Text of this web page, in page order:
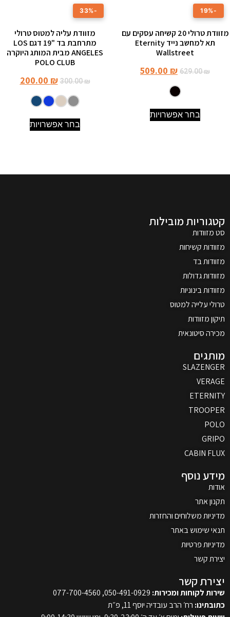
-19%
מזוודת טרולי 20 קשיחה עסקים עם
תא למחשב נייד Eternity
Wallstreet
629.00₪
509.00 ₪
בחר אפשרויות
-33%
מזוודת עליה למטוס טרולי
מתרחבת בד "19 דגם LOS
ANGELES מבית המותג היוקרה
POLO CLUB
300.00₪
200.00 ₪
בחר אפשרויות
קטגוריות מובילות
סט מזוודות
מזוודות קשיחות
מזוודות בד
מזוודות גדולות
מזוודות בינוניות
טרולי עלייה למטוס
תיקון מזוודות
מכירה סיטונאית
מותגים
SLAZENGER
VERAGE
ETERNITY
TROOPER
POLO
GRIPO
CABIN FLUX
מידע נוסף
אודות
תקנון אתר
מדיניות משלוחים והחזרות
תנאי שימוש באתר
מדיניות פרטיות
יצירת קשר
יצירת קשר
שירות לקוחות ומכירות: 050-491-0929, 077-700-4560
כתובתינו: רח׳ הרב עובדיה יוסף 11, פ״ת